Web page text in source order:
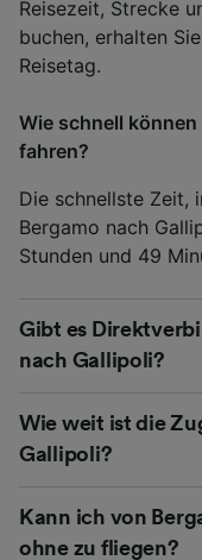
Reisezeit, Strecke
buchen, erhalten
Reisetag.
Wie schnell
fahren?
Die schnellste Zeit,
Bergamo nach
Stunden und 49
Gibt es
nach Gallipoli?
Wie weit ist die
Gallipoli?
Kann ich von
ohne zu fliegen?